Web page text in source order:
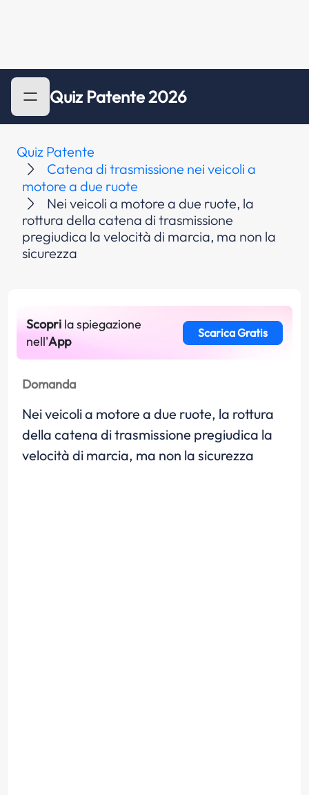
Quiz Patente 2026
Quiz Patente
Catena di trasmissione nei veicoli a
motore a due ruote
Nei veicoli a motore a due ruote, la
rottura della catena di trasmissione
pregiudica la velocità di marcia, ma non la
sicurezza
Scopri la spiegazione
nell'App
Scarica Gratis
Domanda
Nei veicoli a motore a due ruote, la rottura
della catena di trasmissione pregiudica la
velocità di marcia, ma non la sicurezza